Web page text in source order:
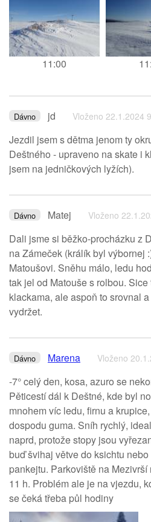
11:00
Dávno jd Vloženo 22.1.2024
Jezdil jsem s dětma jenom ty
Deštného - upraveno na skate i
jsem na jedničkových lyžích).
Dávno Matej Vloženo
Dali jsme si běžko-procházku z
na Zámeček (králík byl výbornej
Matoušovi. Sněhu málo, ledu
tak jel od Matouše s rolbou.
klackama, ale aspoň to srovnal
vydržet.
Dávno Marena Vloženo
-7° celý den, kosa, azuro se
Pěticestí dál k Deštné, kde byl
mnohem víc ledu, firnu a
dospodu guma. Sníh rychlý,
naprd, protože stopy jsou
buď švihaj větve do ksichtu
pankejtu. Parkoviště na
11 h. Problém ale je na vjezdu,
se čeká třeba půl hodiny